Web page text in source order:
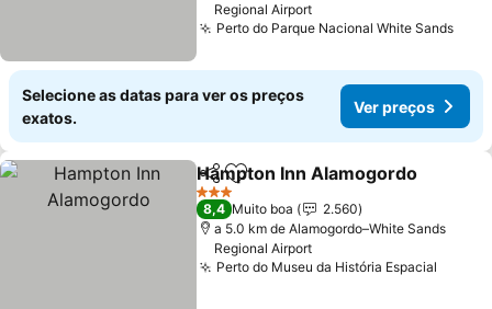
Regional Airport
Perto do Parque Nacional White SandsVer
Selecione as datas para ver os preços
exatos.
Ver preços
PartilharAdicionar aos favoritos
Hampton Inn Alamogordo
3 Estrelas
8,4 Muito boa
2.560
a 5.0 km de Alamogordo–White Sands
Regional Airport
Perto do Museu da História Espacial